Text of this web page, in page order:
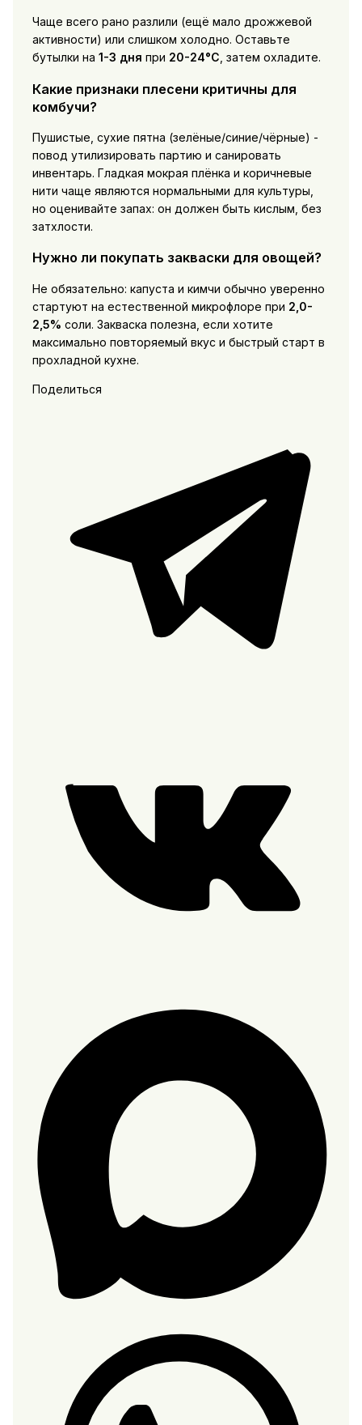
Чаще всего рано разлили (ещё мало дрожжевой
активности) или слишком холодно. Оставьте
бутылки на 1-3 дня при 20-24°C , затем охладите.
Какие признаки плесени критичны для
комбучи?
Пушистые, сухие пятна (зелёные/синие/чёрные) -
повод утилизировать партию и санировать
инвентарь. Гладкая мокрая плёнка и коричневые
нити чаще являются нормальными для культуры,
но оценивайте запах: он должен быть кислым, без
затхлости.
Нужно ли покупать закваски для овощей?
Не обязательно: капуста и кимчи обычно уверенно
стартуют на естественной микрофлоре при 2,0-
2,5% соли. Закваска полезна, если хотите
максимально повторяемый вкус и быстрый старт в
прохладной кухне.
Поделиться